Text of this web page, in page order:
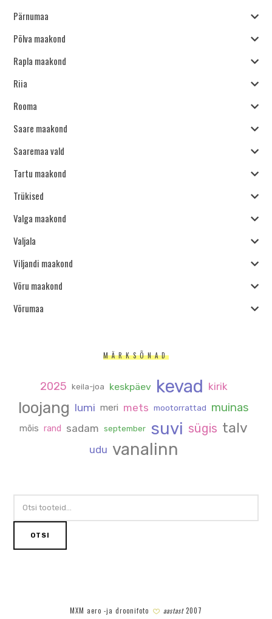
Pärnumaa
Põlva maakond
Rapla maakond
Riia
Rooma
Saare maakond
Saaremaa vald
Tartu maakond
Trükised
Valga maakond
Valjala
Viljandi maakond
Võru maakond
Võrumaa
MÄRKSÕNAD
2025 keila-joa keskpäev kevad kirik
loojang lumi meri mets mootorrattad muinas
mõis rand sadam september suvi sügis talv
udu vanalinn
OTSI
MXM aero -ja droonifoto aastast2007